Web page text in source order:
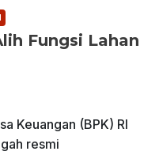
Fungsi Lahan
Keuangan (BPK) RI
resmi